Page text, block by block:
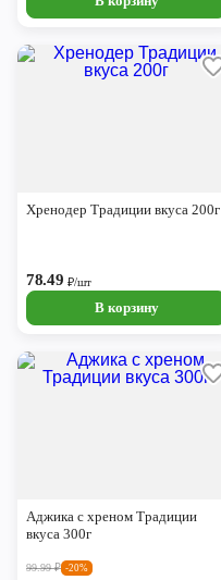
Хренодер Традиции вкуса 200г
78.49₽/шт
В корзину
Аджика с хреном Традиции
вкуса 300г
99.99₽ -20%